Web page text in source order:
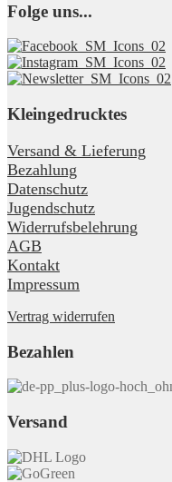
Folge uns...
Kleingedrucktes
Versand & Lieferung
Bezahlung
Datenschutz
Jugendschutz
Widerrufsbelehrung
AGB
Kontakt
Impressum
Vertrag widerrufen
Bezahlen
Versand